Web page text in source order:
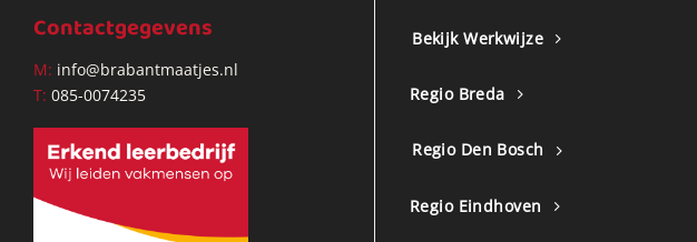
Contactgegevens
M: info@brabantmaatjes.nl
T: 085-0074235
Bekijk Werkwijze
Regio Breda
Regio Den Bosch
Regio Eindhoven